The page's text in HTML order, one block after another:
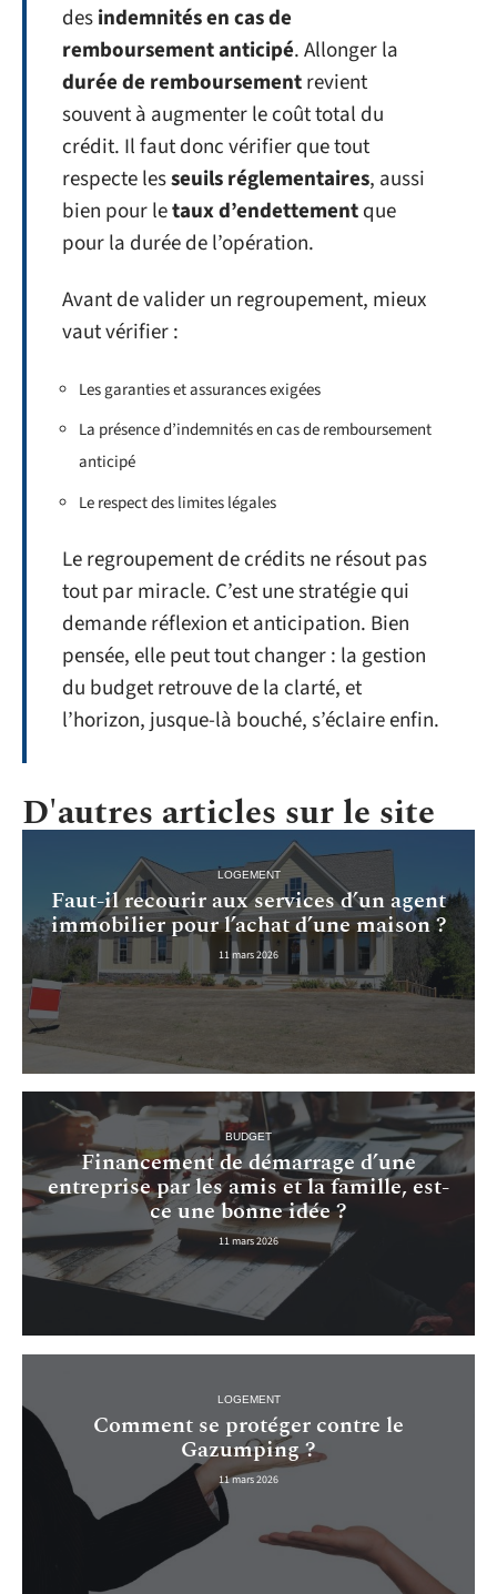
desindemnités en cas de
remboursement anticipé. Allonger la
durée de remboursementrevient
souvent à augmenter le coût total du
crédit. Il faut donc vérifier que tout
respecte lesseuils réglementaires, aussi
bien pour letaux d’endettementque
pour la durée de l’opération.
Avant de valider un regroupement, mieux
vaut vérifier :
Les garanties et assurances exigées
La présence d’indemnités en cas de remboursement
anticipé
Le respect des limites légales
Le regroupement de crédits ne résout pas
tout par miracle. C’est une stratégie qui
demande réflexion et anticipation. Bien
pensée, elle peut tout changer : la gestion
du budget retrouve de la clarté, et
l’horizon, jusque-là bouché, s’éclaire enfin.
D'autres articles sur le site
LOGEMENT
Faut-il recourir aux services d’un agent
immobilier pour l’achat d’une maison ?
11 mars 2026
BUDGET
Financement de démarrage d’une
entreprise par les amis et la famille, est-
ce une bonne idée ?
11 mars 2026
LOGEMENT
Comment se protéger contre le
Gazumping ?
11 mars 2026